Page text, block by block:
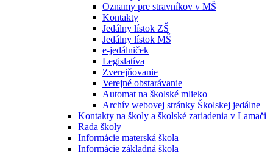
Oznamy pre stravníkov v MŠ
Kontakty
Jedálny lístok ZŠ
Jedálny lístok MŠ
e-jedálniček
Legislatíva
Zverejňovanie
Verejné obstarávanie
Automat na školské mlieko
Archív webovej stránky Školskej jedálne
Kontakty na školy a školské zariadenia v Lamači
Rada školy
Informácie materská škola
Informácie základná škola